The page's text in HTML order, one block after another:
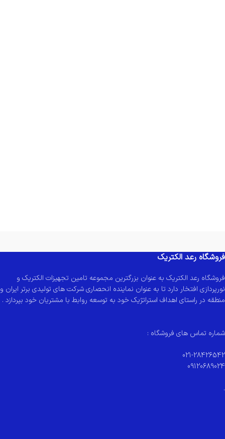
فروشگاه رعد الکتریک
فروشگاه رعد الکتریک به عنوان بزرگترین مجموعه تامین تجهیزات الکتریک و
نورپردازی افتخار دارد تا به عنوان نماینده انحصاری شرکت های تولیدی برتر ایران و
منطقه در راستای اهداف استراتژیک خود به توسعه روابط با مشتریان خود بپردازد .
شماره تماس های فروشگاه :
021-28426542
09120689024
.